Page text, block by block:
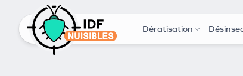
Dératisation